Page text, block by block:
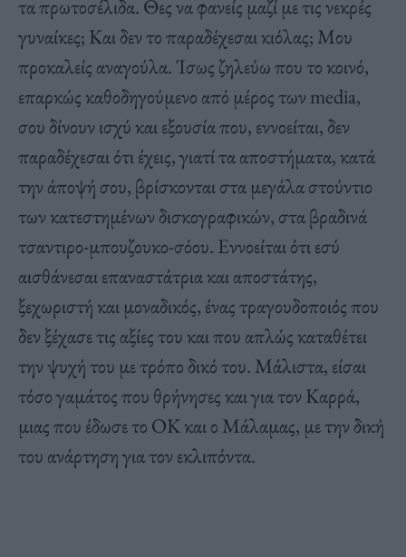
τα πρωτοσέλιδα. Θες να φανείς μαζί με τις νεκρές
γυναίκες; Και δεν το παραδέχεσαι κιόλας; Μου
προκαλείς αναγούλα. Ίσως ζηλεύω που το κοινό,
επαρκώς καθοδηγούμενο από μέρος των media,
σου δίνουν ισχύ και εξουσία που, εννοείται, δεν
παραδέχεσαι ότι έχεις, γιατί τα αποστήματα, κατά
την άποψή σου, βρίσκονται στα μεγάλα στούντιο
των κατεστημένων δισκογραφικών, στα βραδινά
τσαντιρο-μπουζουκο-σόου. Εννοείται ότι εσύ
αισθάνεσαι επαναστάτρια και αποστάτης,
ξεχωριστή και μοναδικός, ένας τραγουδοποιός που
δεν ξέχασε τις αξίες του και που απλώς καταθέτει
την ψυχή του με τρόπο δικό του. Μάλιστα, είσαι
τόσο γαμάτος που θρήνησες και για τον Καρρά,
μιας που έδωσε το ΟΚ και ο Μάλαμας, με την δική
του ανάρτηση για τον εκλιπόντα.